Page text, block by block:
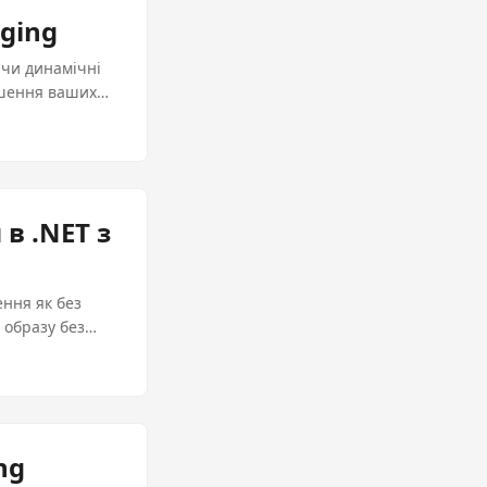
динамічні
ваших
.NET з
як без
без